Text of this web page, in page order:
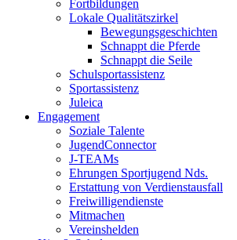
Fortbildungen
Lokale Qualitätszirkel
Bewegungsgeschichten
Schnappt die Pferde
Schnappt die Seile
Schulsportassistenz
Sportassistenz
Juleica
Engagement
Soziale Talente
JugendConnector
J-TEAMs
Ehrungen Sportjugend Nds.
Erstattung von Verdienstausfall
Freiwilligendienste
Mitmachen
Vereinshelden